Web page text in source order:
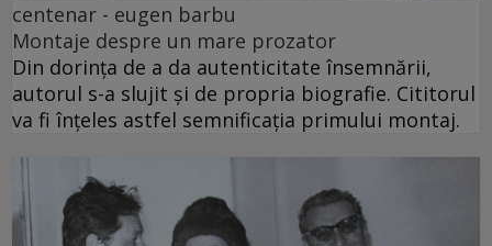
centenar - eugen barbu
Montaje despre un mare prozator
Din dorința de a da autenticitate însemnării,
autorul s-a slujit și de propria biografie. Cititorul
va fi înțeles astfel semnificația primului montaj.